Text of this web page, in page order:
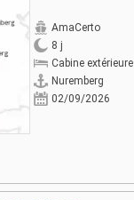
AmaCerto
8 j
Cabine extérieure
Nuremberg
02/09/2026